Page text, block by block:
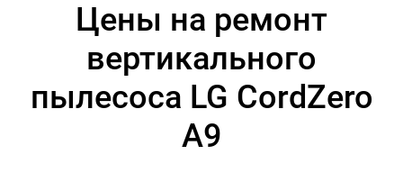
Цены на ремонт
вертикального
пылесоса LG CordZero
A9